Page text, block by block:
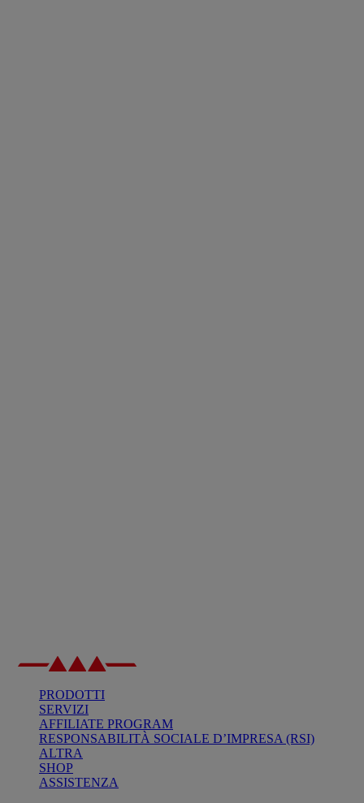
PRODOTTI
SERVIZI
AFFILIATE PROGRAM
RESPONSABILITÀ SOCIALE D’IMPRESA (RSI)
ALTRA
SHOP
ASSISTENZA